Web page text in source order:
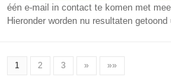
één e-mail in contact te komen met
Hieronder worden nu resultaten
1 2 3 » »»